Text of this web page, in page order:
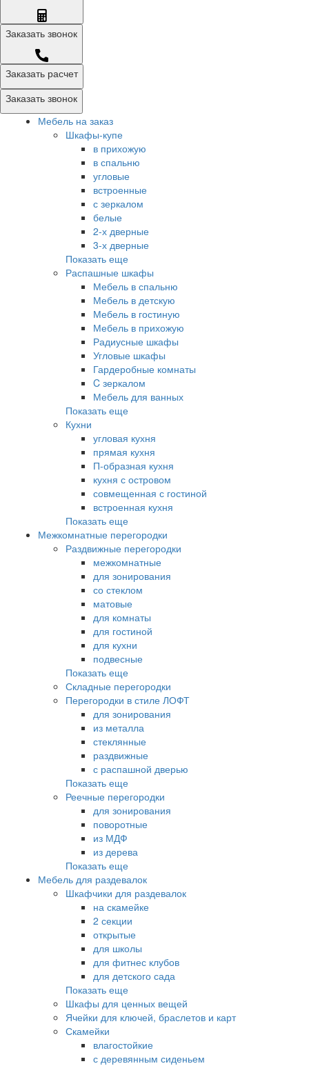
Заказать звонок
Заказать расчет
Заказать звонок
Мебель на заказ
Шкафы-купе
в прихожую
в спальню
угловые
встроенные
с зеркалом
белые
2-х дверные
3-х дверные
Показать еще
Распашные шкафы
Мебель в спальню
Мебель в детскую
Мебель в гостиную
Мебель в прихожую
Радиусные шкафы
Угловые шкафы
Гардеробные комнаты
C зеркалом
Мебель для ванных
Показать еще
Кухни
угловая кухня
прямая кухня
П-образная кухня
кухня с островом
совмещенная с гостиной
встроенная кухня
Показать еще
Межкомнатные перегородки
Раздвижные перегородки
межкомнатные
для зонирования
со стеклом
матовые
для комнаты
для гостиной
для кухни
подвесные
Показать еще
Складные перегородки
Перегородки в стиле ЛОФТ
для зонирования
из металла
стеклянные
раздвижные
с распашной дверью
Показать еще
Реечные перегородки
для зонирования
поворотные
из МДФ
из дерева
Показать еще
Мебель для раздевалок
Шкафчики для раздевалок
на скамейке
2 секции
открытые
для школы
для фитнес клубов
для детского сада
Показать еще
Шкафы для ценных вещей
Ячейки для ключей, браслетов и карт
Скамейки
влагостойкие
с деревянным сиденьем